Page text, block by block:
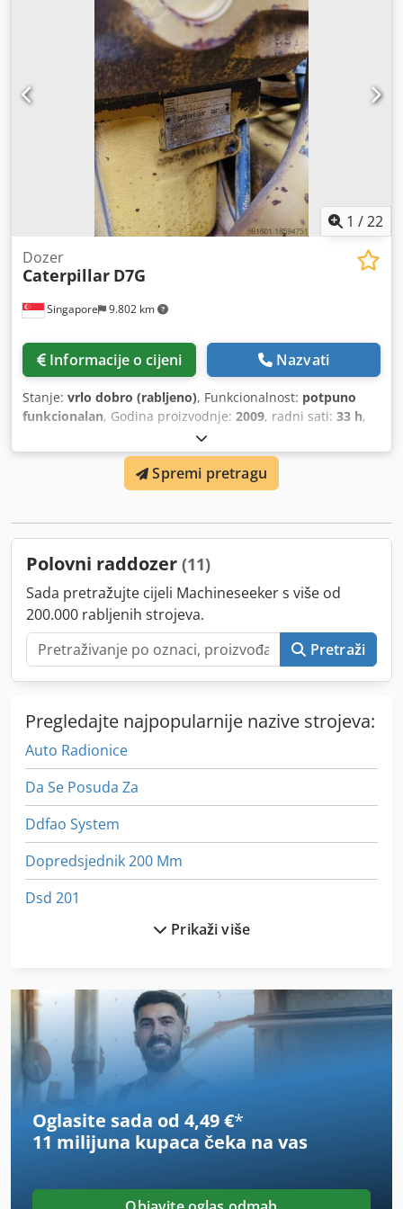
1 /22
Singapore 9.802 km
Dozer
Caterpillar D7G
Informacije o cijeni Nazvati
Stanje: vrlo dobro (rabljeno), Funkcionalnost: potpuno
funkcionalan, Godina proizvodnje: 2009, radni sati: 33 h,
CAT00D7GLC7G01263
CATERPILLAR DOZER C/W RIPER MODEL: D7G Cedpjv Dr S
Ujfx Aagjrf SERIJSKI: CAT00D7GLC7G01263 SAT: 33 GODINA:
Spremi pretragu
Polovni raddozer (11)
Sada pretražujte cijeli Machineseeker s više od
200.000 rabljenih strojeva.
Pretraži
Pregledajte najpopularnije nazive strojeva:
Auto Radionice
Da Se Posuda Za
Ddfao System
Dopredsjednik 200 Mm
Dsd 201
Ka 77
Kdr 310 St
Nit Vodomjera
Off-Road Vozila
Okvir Za
On 06 Utovarivačem
Prikaži više
Oglasite sada od 4,49 €*
11 milijuna kupaca čeka na vas